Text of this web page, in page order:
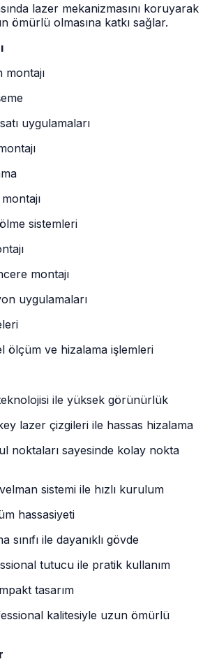
lazer mekanizmasını koruyarak
ömürlü olmasına katkı sağlar.
montajı
uygulamaları
sistemleri
montajı
uygulamaları
ölçüm ve hizalama işlemleri
ile yüksek görünürlük
lazer çizgileri ile hassas hizalama
noktaları sayesinde kolay nokta
sistemi ile hızlı kurulum
hassasiyeti
sınıfı ile dayanıklı gövde
tutucu ile pratik kullanım
tasarım
kalitesiyle uzun ömürlü